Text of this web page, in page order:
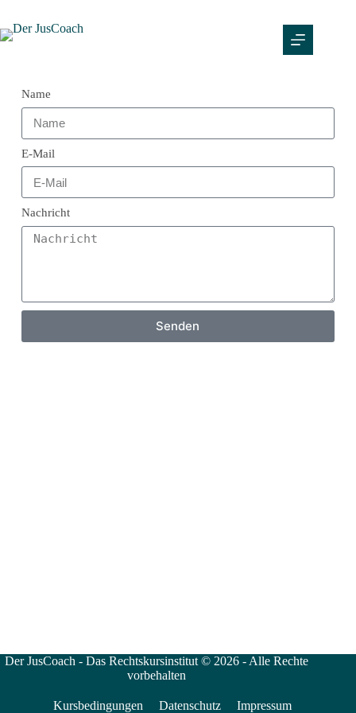
Name
E-Mail
Nachricht
Senden
Der JusCoach - Das Rechtskursinstitut © 2026 - Alle Rechte
vorbehalten
Kursbedingungen Datenschutz Impressum